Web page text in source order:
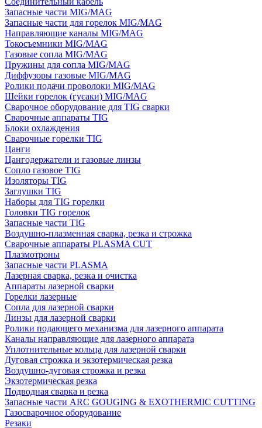
Запасные части MIG/MAG
Запасные части для горелок MIG/MAG
Направляющие каналы MIG/MAG
Токосъемники MIG/MAG
Газовые сопла MIG/MAG
Пружины для сопла MIG/MAG
Диффузоры газовые MIG/MAG
Ролики подачи проволоки MIG/MAG
Шейки горелок (гусаки) MIG/MAG
Сварочное оборудование для TIG сварки
Сварочные аппараты TIG
Блоки охлаждения
Сварочные горелки TIG
Цанги
Цангодержатели и газовые линзы
Сопло газовое TIG
Изоляторы TIG
Заглушки TIG
Наборы для TIG горелки
Головки TIG горелок
Запасные части TIG
Воздушно-плазменная сварка, резка и строжка
Сварочные аппараты PLASMA CUT
Плазмотроны
Запасные части PLASMA
Лазерная сварка, резка и очистка
Аппараты лазерной сварки
Горелки лазерные
Сопла для лазерной сварки
Линзы для лазерной сварки
Ролики подающего механизма для лазерного аппарата
Каналы направляющие для лазерного аппарата
Уплотнительные кольца для лазерной сварки
Дуговая строжка и экзотермическая резка
Воздушно-дуговая строжка и резка
Экзотермическая резка
Подводная сварка и резка
Запасные части ARC GOUGING & EXOTHERMIC CUTTING
Газосварочное оборудование
Резаки